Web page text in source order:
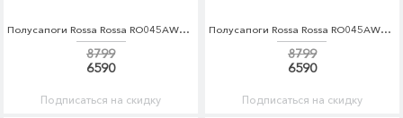
Полусапоги Rossa Rossa RO045AWCOQB4
8799
6590
Подписаться на скидку
Полусапоги Rossa Rossa RO045AWCOQB5
8799
6590
Подписаться на скидку